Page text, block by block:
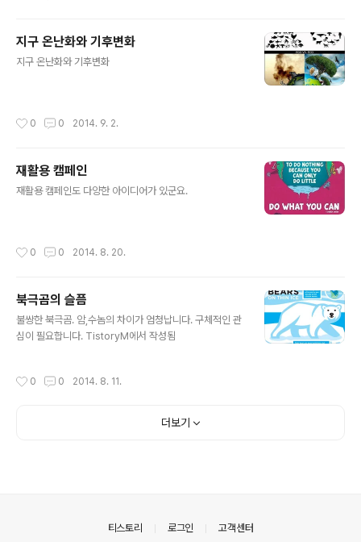
지구 온난화와 기후변화
지구 온난화와 기후변화​​​​
0 0 2014. 9. 2.
재활용 캠페인
재활용 캠페인도 다양한 아이디어가 있군요. ​​​​
0 0 2014. 8. 20.
북극곰의 슬픔
불쌍한 북극곰. 암,수놈의 차이가 엄청납니다. 구체적인 관
심이 필요합니다. TistoryM에서 작성됨
0 0 2014. 8. 11.
더보기
티스토리 로그인 고객센터